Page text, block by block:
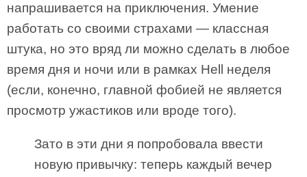
напрашивается на приключения. Умение
работать со своими страхами — классная
штука, но это вряд ли можно сделать в любое
время дня и ночи или в рамках Hell неделя
(если, конечно, главной фобией не является
просмотр ужастиков или вроде того).
Зато в эти дни я попробовала ввести
новую привычку: теперь каждый вечер